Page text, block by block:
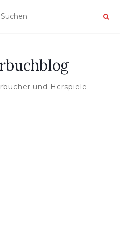
und Hörspiele